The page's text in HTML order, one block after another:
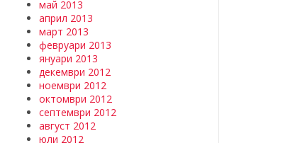
май 2013
април 2013
март 2013
февруари 2013
януари 2013
декември 2012
ноември 2012
октомври 2012
септември 2012
август 2012
юли 2012